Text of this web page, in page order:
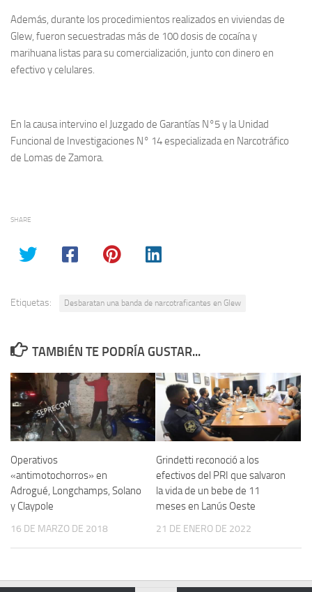
Además, durante los procedimientos realizados en viviendas de
Glew, fueron secuestradas más de 100 dosis de cocaína y
marihuana listas para su comercialización, junto con dinero en
efectivo y celulares.
En la causa intervino el Juzgado de Garantías N°5 y la Unidad
Funcional de Investigaciones N° 14 especializada en Narcotráfico
de Lomas de Zamora.
SHARE
Etiquetas: Desbaratan una banda de narcotraficantes en Glew
TAMBIÉN TE PODRÍA GUSTAR...
Operativos
«antimotochorros» en
Adrogué, Longchamps, Solano
y Claypole
16 DE MARZO DE 2018
Grindetti reconoció a los
efectivos del PRI que salvaron
la vida de un bebe de 11
meses en Lanús Oeste
21 DE ENERO DE 2022